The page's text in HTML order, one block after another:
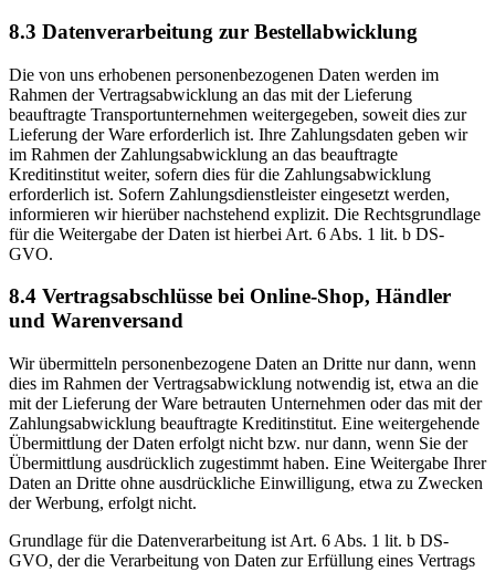
8.3 Datenverarbeitung zur Bestellabwicklung
Die von uns erhobenen personenbezogenen Daten werden im
Rahmen der Vertragsabwicklung an das mit der Lieferung
beauftragte Transportunternehmen weitergegeben, soweit dies zur
Lieferung der Ware erforderlich ist. Ihre Zahlungsdaten geben wir
im Rahmen der Zahlungsabwicklung an das beauftragte
Kreditinstitut weiter, sofern dies für die Zahlungsabwicklung
erforderlich ist. Sofern Zahlungsdienstleister eingesetzt werden,
informieren wir hierüber nachstehend explizit. Die Rechtsgrundlage
für die Weitergabe der Daten ist hierbei Art. 6 Abs. 1 lit. b DS-
GVO.
8.4 Vertragsabschlüsse bei Online-Shop, Händler
und Warenversand
Wir übermitteln personenbezogene Daten an Dritte nur dann, wenn
dies im Rahmen der Vertragsabwicklung notwendig ist, etwa an die
mit der Lieferung der Ware betrauten Unternehmen oder das mit der
Zahlungsabwicklung beauftragte Kreditinstitut. Eine weitergehende
Übermittlung der Daten erfolgt nicht bzw. nur dann, wenn Sie der
Übermittlung ausdrücklich zugestimmt haben. Eine Weitergabe Ihrer
Daten an Dritte ohne ausdrückliche Einwilligung, etwa zu Zwecken
der Werbung, erfolgt nicht.
Grundlage für die Datenverarbeitung ist Art. 6 Abs. 1 lit. b DS-
GVO, der die Verarbeitung von Daten zur Erfüllung eines Vertrags